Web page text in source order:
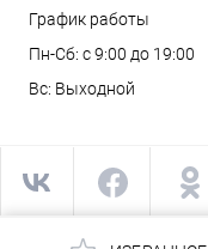
График работы
Пн-Сб: с 9:00 до 19:00
Вс: Выходной